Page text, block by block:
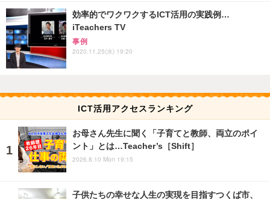
効率的でワクワクするICT活用の実践例…
iTeachers TV
事例
2020.11.25(水) 19:20
ICT活用アクセスランキング
お母さん先生に聞く「子育てと教師、両立のポイ
ント」とは…Teacher’s［Shift］
2026.8.10 Mon 19:15
子供たちの幸せな人生の実現を目指すつくば市、